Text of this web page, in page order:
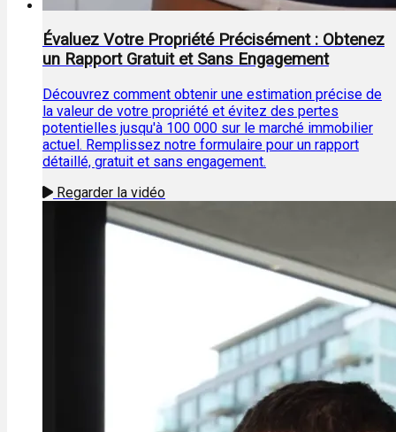
Évaluez Votre Propriété Précisément : Obtenez
un Rapport Gratuit et Sans Engagement
Découvrez comment obtenir une estimation précise de
la valeur de votre propriété et évitez des pertes
potentielles jusqu'à 100 000 sur le marché immobilier
actuel. Remplissez notre formulaire pour un rapport
détaillé, gratuit et sans engagement.
Regarder la vidéo